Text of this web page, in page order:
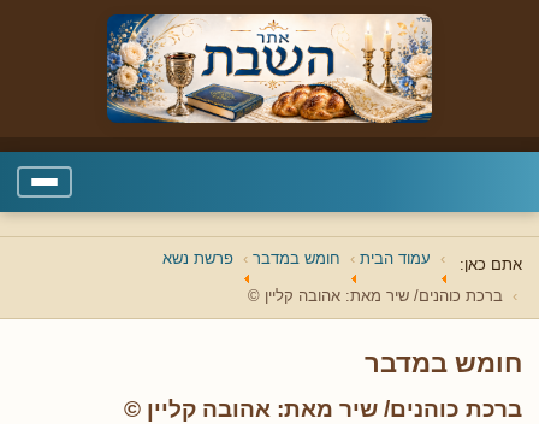
אתם כאן: עמוד הבית חומש במדבר פרשת נשא
ברכת כוהנים/ שיר מאת: אהובה קליין ©
חומש במדבר
ברכת כוהנים/ שיר מאת: אהובה קליין ©